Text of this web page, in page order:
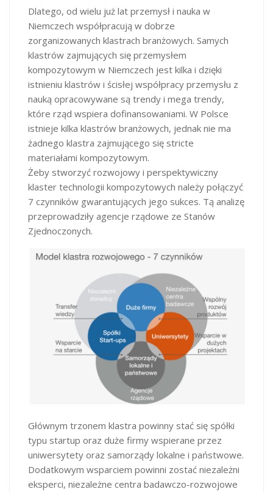
Dlatego, od wielu już lat przemysł i nauka w
Niemczech współpracują w dobrze
zorganizowanych klastrach branżowych. Samych
klastrów zajmujących się przemysłem
kompozytowym w Niemczech jest kilka i dzięki
istnieniu klastrów i ścisłej współpracy przemysłu z
nauką opracowywane są trendy i mega trendy,
które rząd wspiera dofinansowaniami. W Polsce
istnieje kilka klastrów branżowych, jednak nie ma
żadnego klastra zajmującego się stricte
materiałami kompozytowym.
Żeby stworzyć rozwojowy i perspektywiczny
klaster technologii kompozytowych należy połączyć
7 czynników gwarantujących jego sukces. Tą analizę
przeprowadziły agencje rządowe ze Stanów
Zjednoczonych.
Głównym trzonem klastra powinny stać się spółki
typu startup oraz duże firmy wspierane przez
uniwersytety oraz samorządy lokalne i państwowe.
Dodatkowym wsparciem powinni zostać niezależni
eksperci, niezależne centra badawczo-rozwojowe